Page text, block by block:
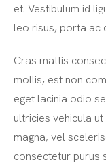
et. Vestibulum id
leo risus, porta ac
Cras mattis
mollis, est non
eget lacinia odio
ultricies vehicula
magna, vel
consectetur purus